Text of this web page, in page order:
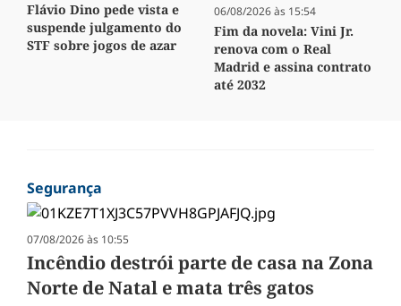
Flávio Dino pede vista e
suspende julgamento do
STF sobre jogos de azar
06/08/2026 às 15:54
Fim da novela: Vini Jr.
renova com o Real
Madrid e assina contrato
até 2032
Segurança
07/08/2026 às 10:55
Incêndio destrói parte de casa na Zona
Norte de Natal e mata três gatos